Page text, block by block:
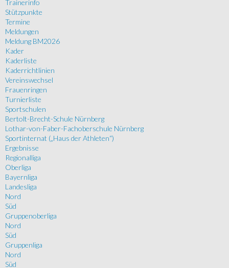
Trainerinfo
Stützpunkte
Termine
Meldungen
Meldung BM2026
Kader
Kaderliste
Kaderrichtlinien
Vereinswechsel
Frauenringen
Turnierliste
Sportschulen
Bertolt-Brecht-Schule Nürnberg
Lothar-von-Faber-Fachoberschule Nürnberg
Sportinternat („Haus der Athleten“)
Ergebnisse
Regionalliga
Oberliga
Bayernliga
Landesliga
Nord
Süd
Gruppenoberliga
Nord
Süd
Gruppenliga
Nord
Süd